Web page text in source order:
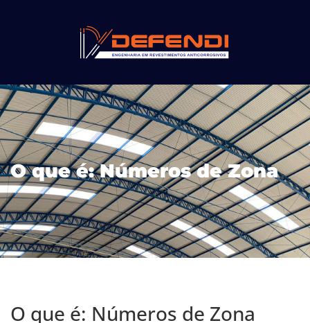
O que é: Números de Zona
O que é: Números de Zona